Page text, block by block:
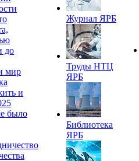
до
мир
и
было
Журнал ЯРБ
Труды НТЦ
ЯРБ
Библиотека
ЯРБ